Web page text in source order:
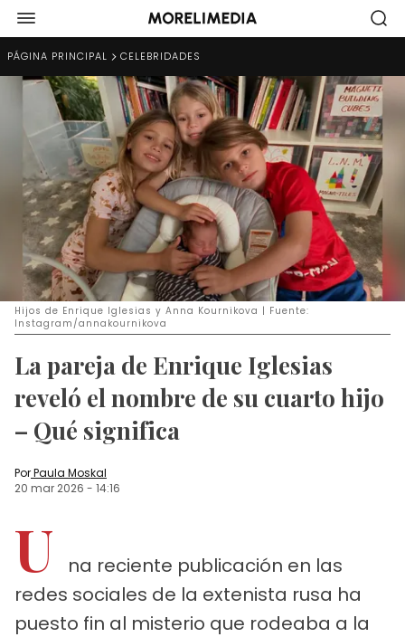
PÁGINA PRINCIPAL CELEBRIDADES
Hijos de Enrique Iglesias y Anna Kournikova | Fuente:
Instagram/annakournikova
La pareja de Enrique Iglesias
reveló el nombre de su cuarto hijo
– Qué significa
PorPaula Moskal
20 mar 2026 - 14:16
U
na reciente publicación en las
redes sociales de la extenista rusa ha
puesto fin al misterio que rodeaba a la